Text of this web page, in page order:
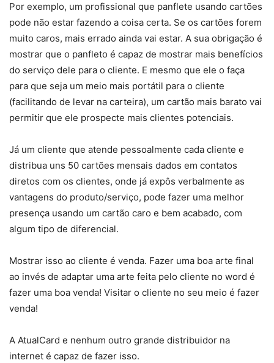
Por exemplo, um profissional que panflete usando cartões
pode não estar fazendo a coisa certa. Se os cartões forem
muito caros, mais errado ainda vai estar. A sua obrigação é
mostrar que o panfleto é capaz de mostrar mais benefícios
do serviço dele para o cliente. E mesmo que ele o faça
para que seja um meio mais portátil para o cliente
(facilitando de levar na carteira), um cartão mais barato vai
permitir que ele prospecte mais clientes potenciais.
Já um cliente que atende pessoalmente cada cliente e
distribua uns 50 cartões mensais dados em contatos
diretos com os clientes, onde já expôs verbalmente as
vantagens do produto/serviço, pode fazer uma melhor
presença usando um cartão caro e bem acabado, com
algum tipo de diferencial.
Mostrar isso ao cliente é venda. Fazer uma boa arte final
ao invés de adaptar uma arte feita pelo cliente no word é
fazer uma boa venda! Visitar o cliente no seu meio é fazer
venda!
A AtualCard e nenhum outro grande distribuidor na
internet é capaz de fazer isso.